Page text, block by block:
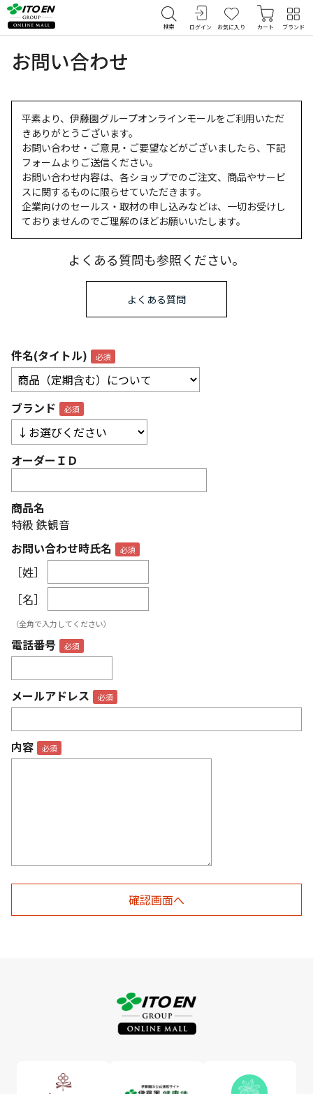
検索 ログイン お気に入り カート ブランド
お問い合わせ
平素より、伊藤園グループオンラインモールをご利用いただ
きありがとうございます。
お問い合わせ・ご意見・ご要望などがございましたら、下記
フォームよりご送信ください。
お問い合わせ内容は、各ショップでのご注文、商品やサービ
スに関するものに限らせていただきます。
企業向けのセールス・取材の申し込みなどは、一切お受けし
ておりませんのでご理解のほどお願いいたします。
よくある質問も参照ください。
よくある質問
件名(タイトル)
ブランド
オーダーＩＤ
商品名
特級 鉄観音
お問い合わせ時氏名
［姓］
［名］
（全角で入力してください）
電話番号
メールアドレス
内容